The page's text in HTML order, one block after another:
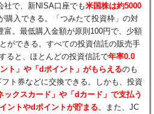
社で、新NISA口座でも米国株は約5000
購入できる。「つみたて投資枠」の対
富。最低購入金額が原則100円で、少額
ができる。すべての投資信託の販売手
ると、ほとんどの投資信託で年率0.0
ト」や「dポイント」がもらえる​のも
ト券などに交換できる。しかも、投資
ックスカード」や「dカード」で支払う
ントやdポイントが貯まる 。また、JC